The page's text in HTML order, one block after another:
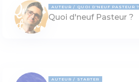
AUTEUR QUOI D'NEUF PASTEUR ?
Quoi d'neuf Pasteur ?
AUTEUR STARTER